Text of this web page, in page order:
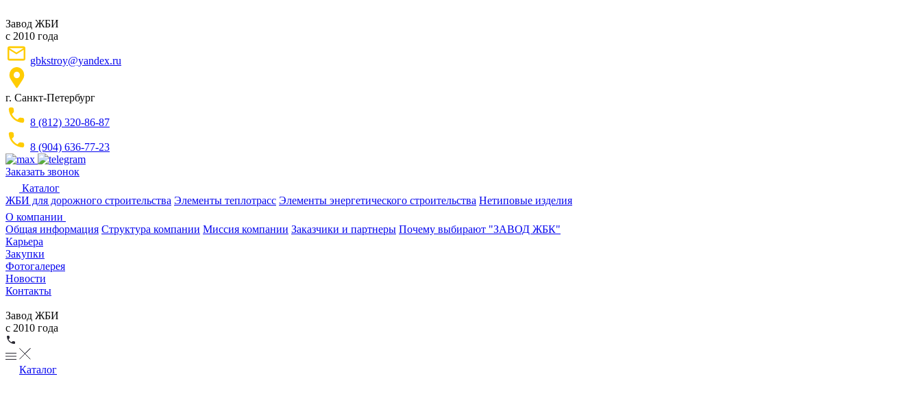
Завод ЖБИ
с 2010 года
gbkstroy@yandex.ru
г. Санкт-Петербург
8 (812) 320-86-87
8 (904) 636-77-23
Заказать звонок
Каталог
ЖБИ для дорожного строительства Элементы теплотрасс Элементы энергетического строительства Нетиповые изделия
О компании
Общая информация Структура компании Миссия компании Заказчики и партнеры Почему выбирают "ЗАВОД ЖБК"
Карьера
Закупки
Фотогалерея
Новости
Контакты
Завод ЖБИ
с 2010 года
Каталог